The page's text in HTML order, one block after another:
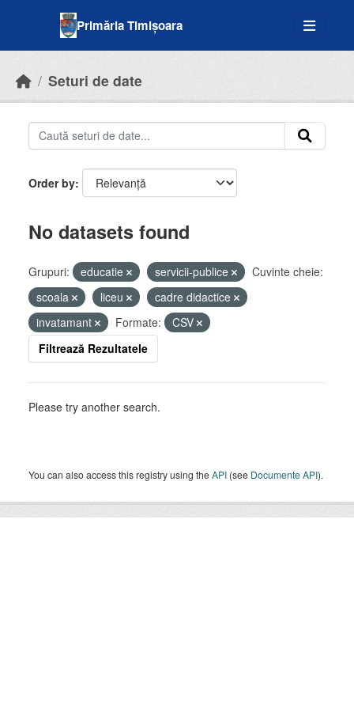
Primăria Timișoara
Seturi de date
Order by
No datasets found
Grupuri: educatie servicii-publice
Cuvinte cheie:
scoala
liceu
cadre didactice
invatamant
Formate:
CSV
Filtrează Rezultatele
Please try another search.
You can also access this registry using theAPI (see Documente API).